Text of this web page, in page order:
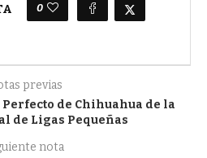
0
previas
de Chihuahua de la
de Ligas Pequeñas
nota